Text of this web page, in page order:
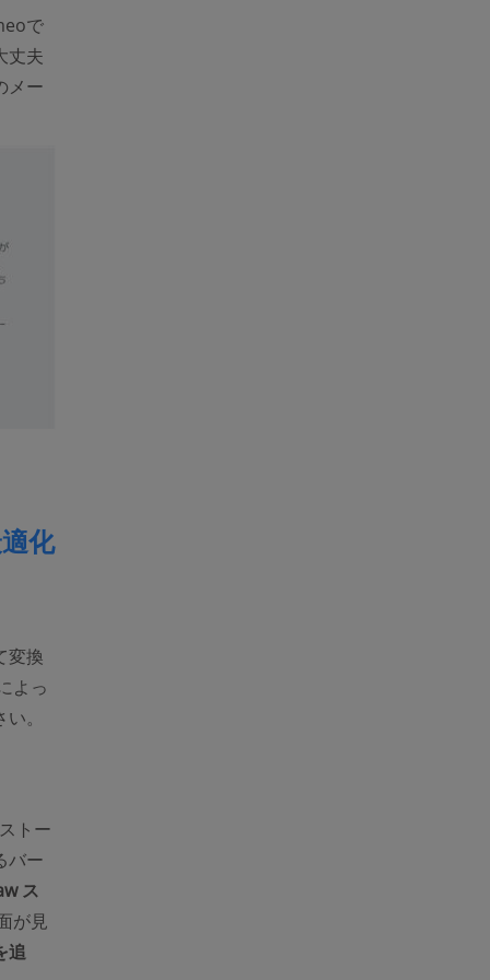
で
丈夫
メー
化
変換
new window)
よっ
。
トー
バー
ス
が見
追